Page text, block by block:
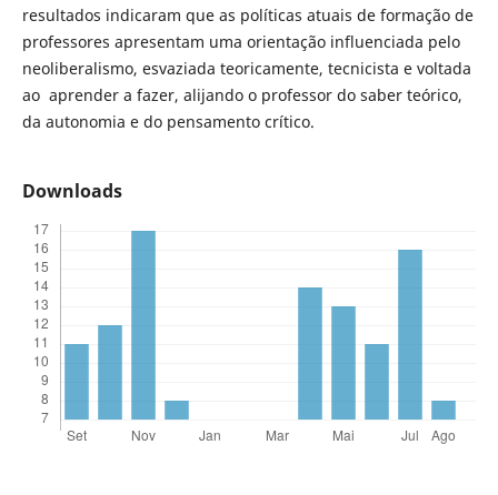
resultados indicaram que as políticas atuais de formação de
professores apresentam uma orientação influenciada pelo
neoliberalismo, esvaziada teoricamente, tecnicista e voltada
ao aprender a fazer, alijando o professor do saber teórico,
da autonomia e do pensamento crítico.
Downloads